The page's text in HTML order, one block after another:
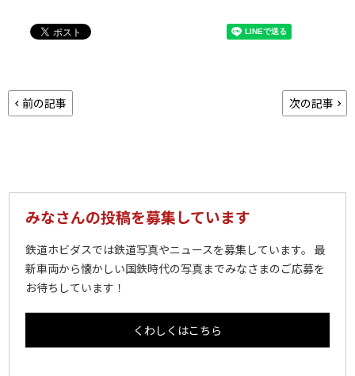
前の記事 次の記事
みなさんの投稿を募集しています
鉄道ホビダスでは鉄道写真やニュースを募集しています。 最
新車両から懐かしい国鉄時代の写真までみなさまのご応募を
お待ちしています！
くわしくはこちら